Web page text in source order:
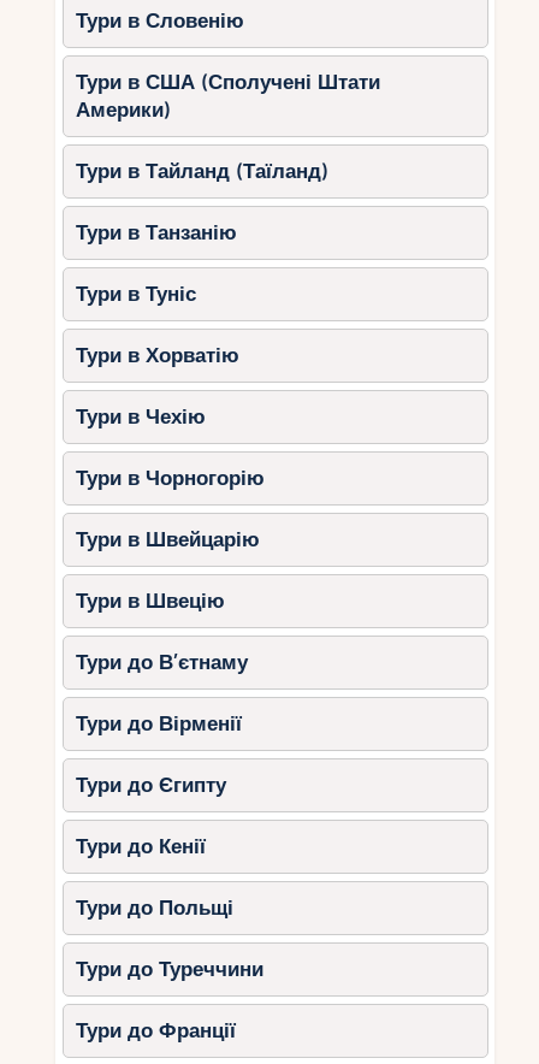
Тури в Словенію
Тури в США (Сполучені Штати
Америки)
Тури в Тайланд (Таїланд)
Тури в Танзанію
Тури в Туніс
Тури в Хорватію
Тури в Чехію
Тури в Чорногорію
Тури в Швейцарію
Тури в Швецію
Тури до В’єтнаму
Тури до Вірменії
Тури до Єгипту
Тури до Кенії
Тури до Польщі
Тури до Туреччини
Тури до Франції